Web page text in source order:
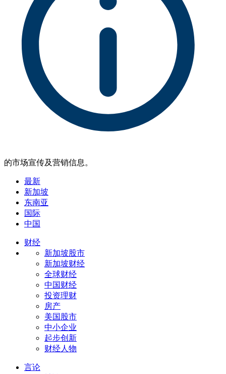
的市场宣传及营销信息。
最新
新加坡
东南亚
国际
中国
财经
新加坡股市
新加坡财经
全球财经
中国财经
投资理财
房产
美国股市
中小企业
起步创新
财经人物
言论